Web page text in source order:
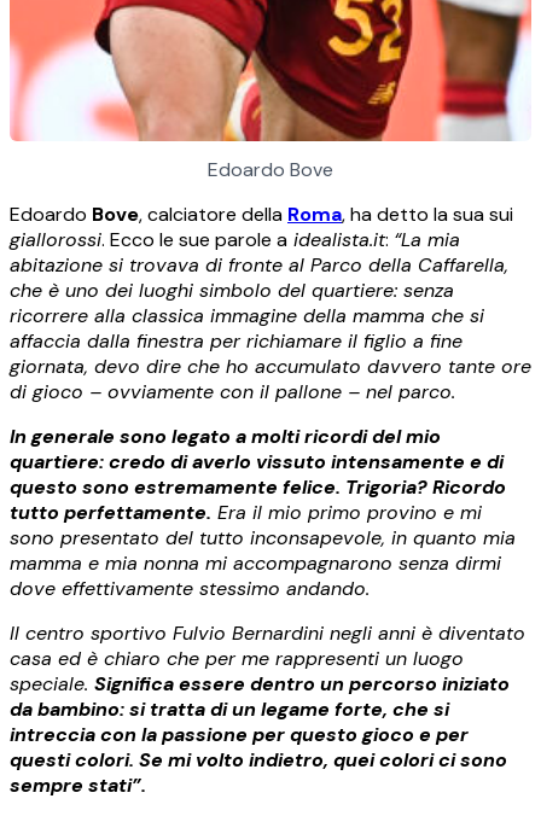
Edoardo Bove
Edoardo Bove, calciatore della Roma, ha detto la sua sui
giallorossi. Ecco le sue parole a idealista.it: “La mia
abitazione si trovava di fronte al Parco della Caffarella,
che è uno dei luoghi simbolo del quartiere: senza
ricorrere alla classica immagine della mamma che si
affaccia dalla finestra per richiamare il figlio a fine
giornata, devo dire che ho accumulato davvero tante ore
di gioco – ovviamente con il pallone – nel parco.
In generale sono legato a molti ricordi del mio
quartiere: credo di averlo vissuto intensamente e di
questo sono estremamente felice. Trigoria? Ricordo
tutto perfettamente. Era il mio primo provino e mi
sono presentato del tutto inconsapevole, in quanto mia
mamma e mia nonna mi accompagnarono senza dirmi
dove effettivamente stessimo andando.
Il centro sportivo Fulvio Bernardini negli anni è diventato
casa ed è chiaro che per me rappresenti un luogo
speciale. Significa essere dentro un percorso iniziato
da bambino: si tratta di un legame forte, che si
intreccia con la passione per questo gioco e per
questi colori. Se mi volto indietro, quei colori ci sono
sempre stati”.